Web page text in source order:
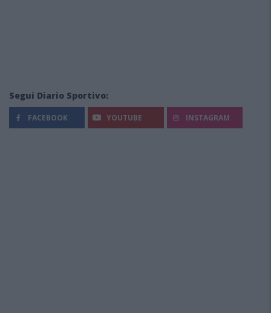
Segui Diario Sportivo:
FACEBOOK YOUTUBE INSTAGRAM